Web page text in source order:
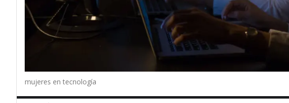
mujeres en tecnología